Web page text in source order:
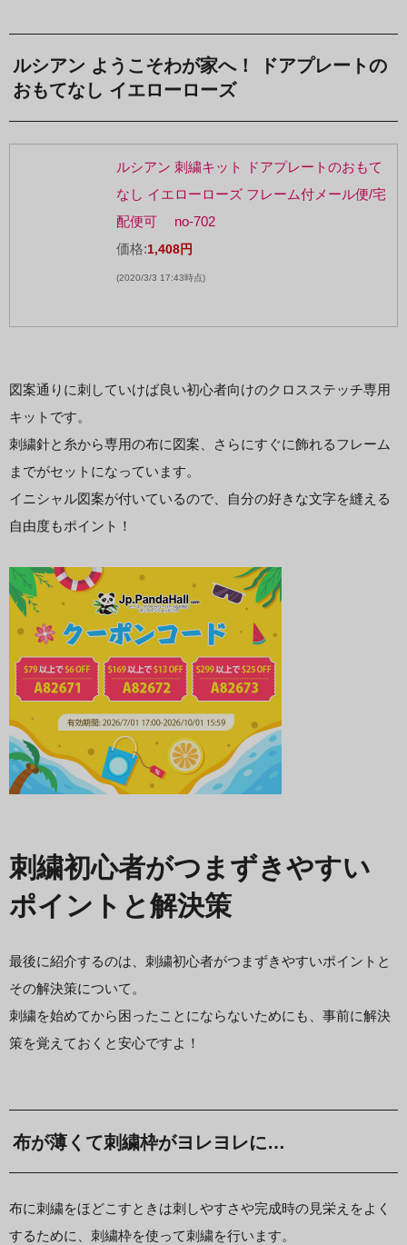
ルシアン ようこそわが家へ！ ドアプレートの
おもてなし イエローローズ
ルシアン 刺繍キット ドアプレートのおもて
なし イエローローズ フレーム付メール便/宅
配便可 no-702
価格:1,408円
(2020/3/3 17:43時点)
図案通りに刺していけば良い初心者向けのクロスステッチ専用
キットです。
刺繍針と糸から専用の布に図案、さらにすぐに飾れるフレーム
までがセットになっています。
イニシャル図案が付いているので、自分の好きな文字を縫える
自由度もポイント！
刺繍初心者がつまずきやすい
ポイントと解決策
最後に紹介するのは、刺繍初心者がつまずきやすいポイントと
その解決策について。
刺繍を始めてから困ったことにならないためにも、事前に解決
策を覚えておくと安心ですよ！
布が薄くて刺繍枠がヨレヨレに…
布に刺繍をほどこすときは刺しやすさや完成時の見栄えをよく
するために、刺繍枠を使って刺繍を行います。